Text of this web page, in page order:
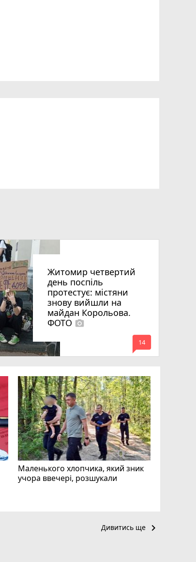
Житомир четвертий
день поспіль
протестує: містяни
знову вийшли на
майдан Корольова.
ФОТО photo_camera
mode_comment
14
Маленького хлопчика, який зник
учора ввечері, розшукали
Дивитись ще keyboard_arrow_right